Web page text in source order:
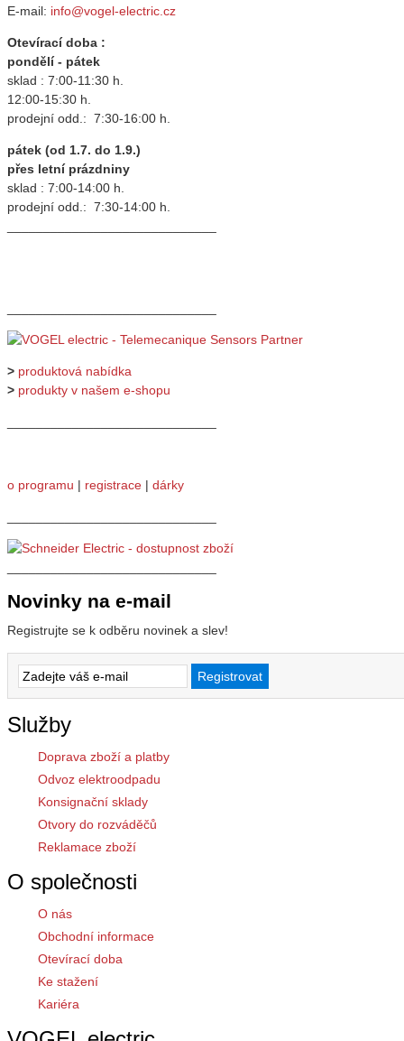
E-mail: info@vogel-electric.cz
Otevírací doba :
pondělí - pátek
sklad : 7:00-11:30 h.
12:00-15:30 h.
prodejní odd.: 7:30-16:00 h.
pátek (od 1.7. do 1.9.)
přes letní prázdniny
sklad : 7:00-14:00 h.
prodejní odd.: 7:30-14:00 h.
> produktová nabídka
> produkty v našem e-shopu
o programu | registrace | dárky
Novinky na e-mail
Registrujte se k odběru novinek a slev!
Služby
Doprava zboží a platby
Odvoz elektroodpadu
Konsignační sklady
Otvory do rozváděčů
Reklamace zboží
O společnosti
O nás
Obchodní informace
Otevírací doba
Ke stažení
Kariéra